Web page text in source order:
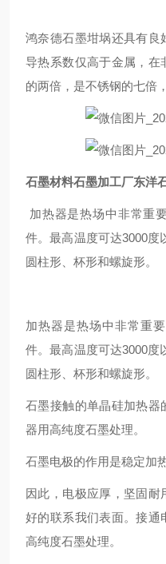
鸿奈德石墨坩埚还具有良
导热系数仅高于金属，在
的两倍，是不锈钢的七倍
石墨材料石墨加工厂东洋
加热器是热场中非常重
件。最高温度可达3000度
圆柱形、杯形和螺旋形。
加热器是热场中非常重
件。最高温度可达3000度
圆柱形、杯形和螺旋形。
石墨接触的单晶硅加热器
器用高纯度石墨处理。
石墨电极的作用是稳定加
因此，电极应厚，坚固耐
好的联系我们表面。接通
高纯度石墨处理。